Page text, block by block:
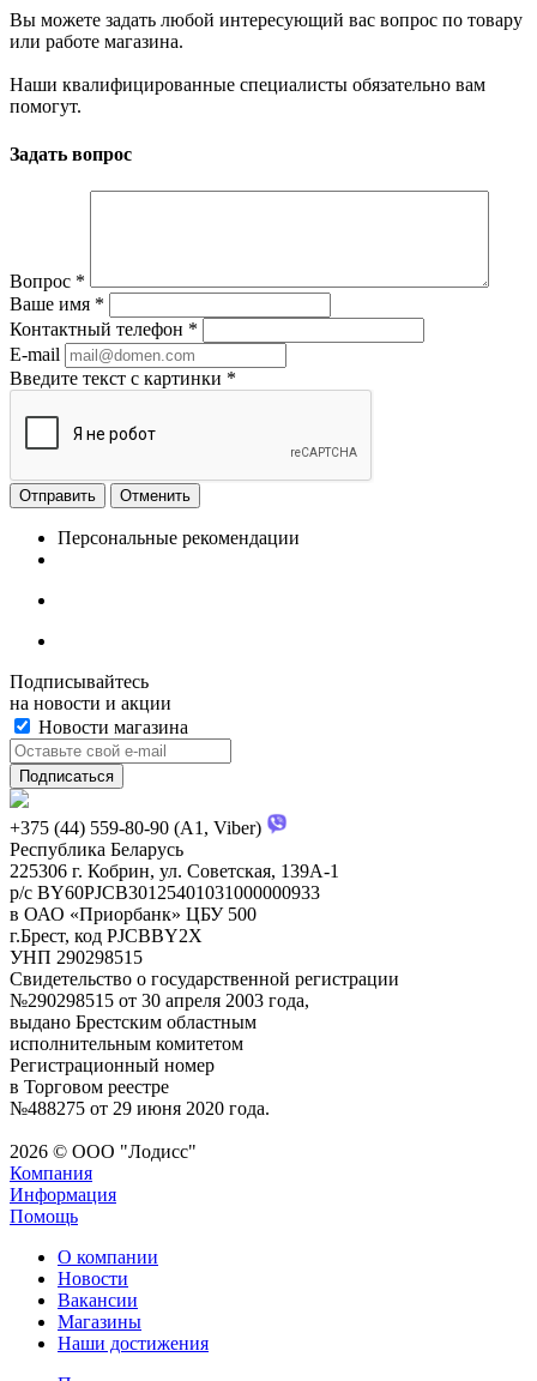
Вы можете задать любой интересующий вас вопрос по товару
или работе магазина.
Наши квалифицированные специалисты обязательно вам
помогут.
Задать вопрос
Вопрос *
Ваше имя *
Контактный телефон *
E-mail
Введите текст с картинки *
Отменить
Персональные рекомендации
Подписывайтесь
на новости и акции
Новости магазина
+375 (44) 559-80-90 (A1, Viber)
Республика Беларусь
225306 г. Кобрин, ул. Советская, 139А-1
р/с BY60PJCB30125401031000000933
в ОАО «Приорбанк» ЦБУ 500
г.Брест, код PJCBBY2X
УНП 290298515
Свидетельство о государственной регистрации
№290298515 от 30 апреля 2003 года,
выдано Брестским областным
исполнительным комитетом
Регистрационный номер
в Торговом реестре
№488275 от 29 июня 2020 года.
2026 © ООО "Лодисс"
Компания
Информация
Помощь
О компании
Новости
Вакансии
Магазины
Наши достижения